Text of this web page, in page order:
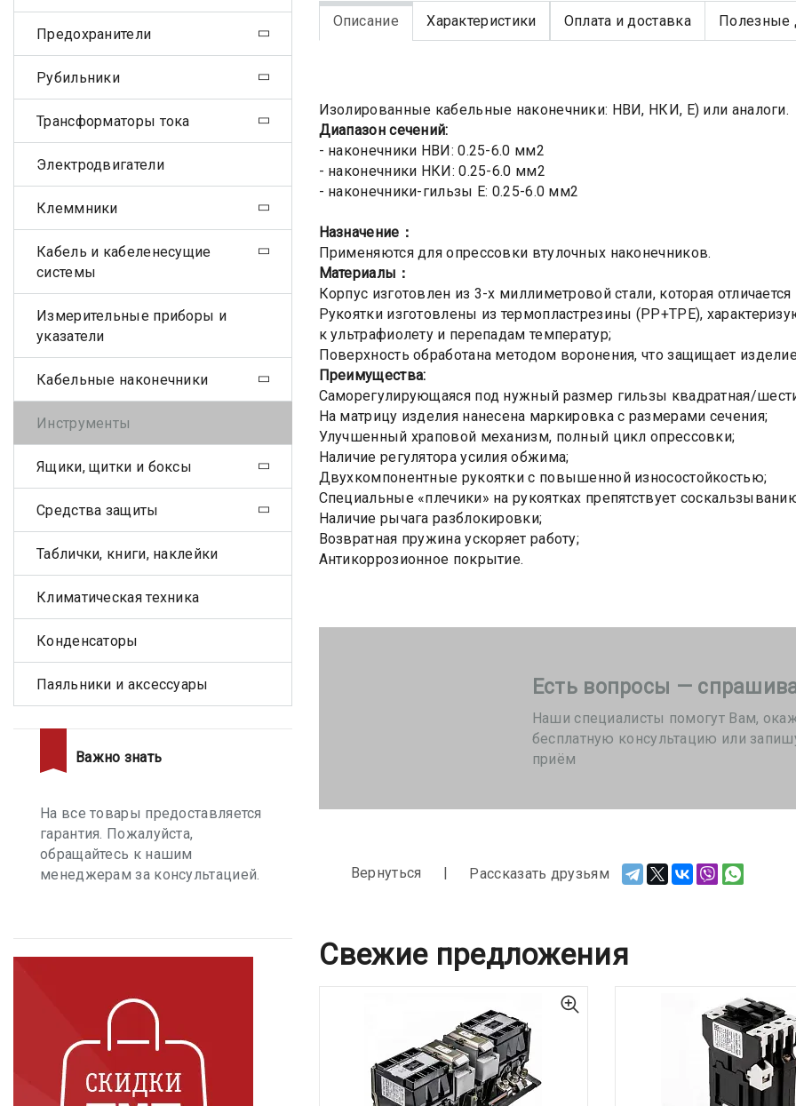
Описание Характеристики Оплата и доставка Полезные
Изолированные кабельные наконечники: НВИ, НКИ, Е) или аналоги.
Диапазон сечений:
- наконечники НВИ: 0.25-6.0 мм2
- наконечники НКИ: 0.25-6.0 мм2
- наконечники-гильзы Е: 0.25-6.0 мм2
Назначение：
Применяются для опрессовки втулочных наконечников.
Материалы：
Корпус изготовлен из 3-х миллиметровой стали, которая
Рукоятки изготовлены из термопластрезины (РР+ТРЕ),
к ультрафиолету и перепадам температур;
Поверхность обработана методом воронения, что защищает
Преимущества:
Саморегулирующаяся под нужный размер гильзы квадратная/
На матрицу изделия нанесена маркировка с размерами сечения;
Улучшенный храповой механизм, полный цикл опрессовки;
Наличие регулятора усилия обжима;
Двухкомпонентные рукоятки с повышенной износостойкостью;
Специальные «плечики» на рукоятках препятствует
Наличие рычага разблокировки;
Возвратная пружина ускоряет работу;
Антикоррозионное покрытие.
Есть вопросы —
Наши специалисты помогут Вам,
бесплатную консультацию или
приём
Вернуться Рассказать друзьям
Свежие предложения
Предохранители
Рубильники
Трансформаторы тока
Электродвигатели
Клеммники
Кабель и кабеленесущие
системы
Измерительные приборы и
указатели
Кабельные наконечники
Инструменты
Ящики, щитки и боксы
Средства защиты
Таблички, книги, наклейки
Климатическая техника
Конденсаторы
Паяльники и аксессуары
Важно знать
На все товары предоставляется
гарантия. Пожалуйста,
обращайтесь к нашим
менеджерам за консультацией.